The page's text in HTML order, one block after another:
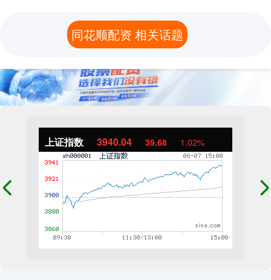
上证指数 3940.04 39.68 1.02%
同花顺配资 相关话题